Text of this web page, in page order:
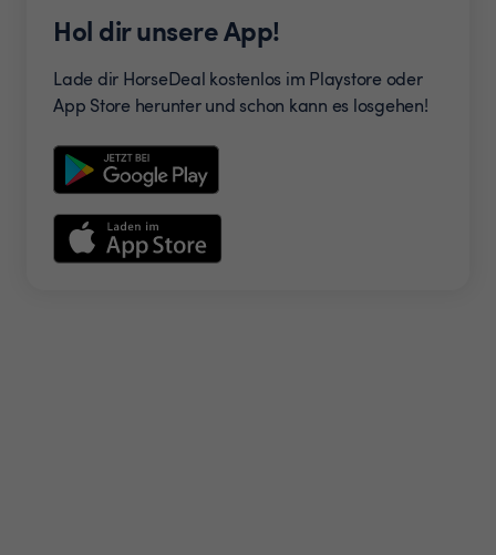
Hol dir unsere App!
Lade dir HorseDeal kostenlos im Playstore oder
App Store herunter und schon kann es losgehen!